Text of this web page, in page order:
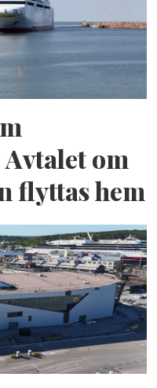
om
flyttas hem